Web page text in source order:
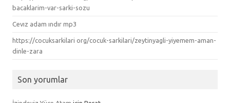
bacaklarim-var-sarki-sozu
Cevız adam ındır mp3
https://cocuksarkilari org/cocuk-sarkilari/zeytinyagli-yiyemem-aman-
dinle-zara
Son yorumlar